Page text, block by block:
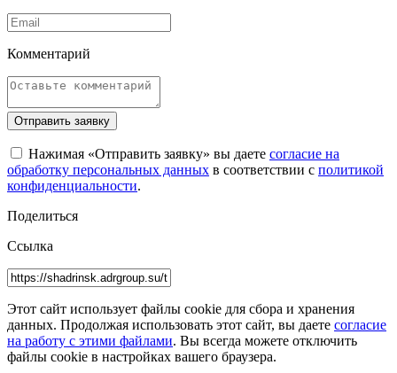
Комментарий
Отправить заявку
Нажимая «Отправить заявку» вы даете согласие на
обработку персональных данных в соответствии с политикой
конфиденциальности.
Поделиться
Ссылка
Этот сайт использует файлы cookie для сбора и хранения
данных. Продолжая использовать этот сайт, вы даете согласие
на работу с этими файлами. Вы всегда можете отключить
файлы cookie в настройках вашего браузера.